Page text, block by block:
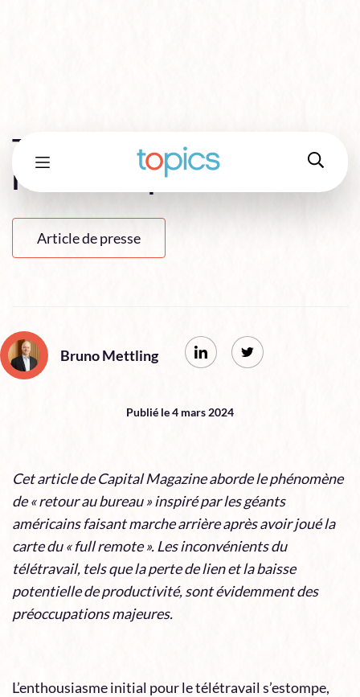
Télétravail : la grande
remise en question
Article de presse
Bruno Mettling
Publié le 4 mars 2024
Cet article deCapital Magazineaborde le phénomène
de « retour au bureau » inspiré par les géants
américains faisant marche arrière après avoir joué la
carte du « full remote ». Les inconvénients du
télétravail, tels que la perte de lien et la baisse
potentielle de productivité, sont évidemment des
préoccupations majeures.
L’enthousiasme initial pour le télétravail s’estompe,